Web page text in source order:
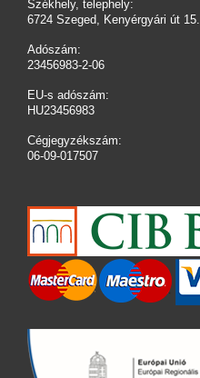
Székhely, telephely:
6724 Szeged, Kenyérgyári út 15.
Adószám:
23456983-2-06
EU-s adószám:
HU23456983
Cégjegyzékszám:
06-09-017507